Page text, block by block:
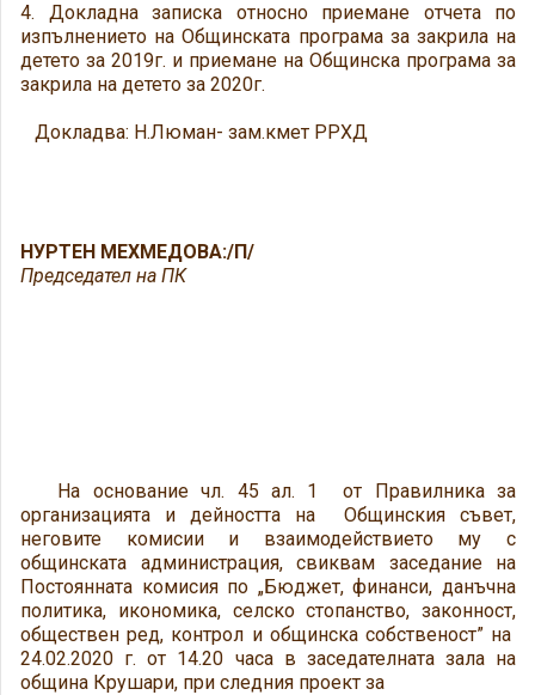
4. Докладна записка относно приемане отчета по
изпълнението на Общинската програма за закрила на
детето за 2019г. и приемане на Общинска програма за
закрила на детето за 2020г.
Докладва: Н.Люман- зам.кмет РРХД
НУРТЕН МЕХМЕДОВА:/П/
Председател на ПК
На основание чл. 45 ал. 1 от Правилника за
организацията и дейността на Общинския съвет,
неговите комисии и взаимодействието му с
общинската администрация, свиквам заседание на
Постоянната комисия по „Бюджет, финанси, данъчна
политика, икономика, селско стопанство, законност,
обществен ред, контрол и общинска собственост” на
24.02.2020 г. от 14.20 часа в заседателната зала на
община Крушари, при следния проект за